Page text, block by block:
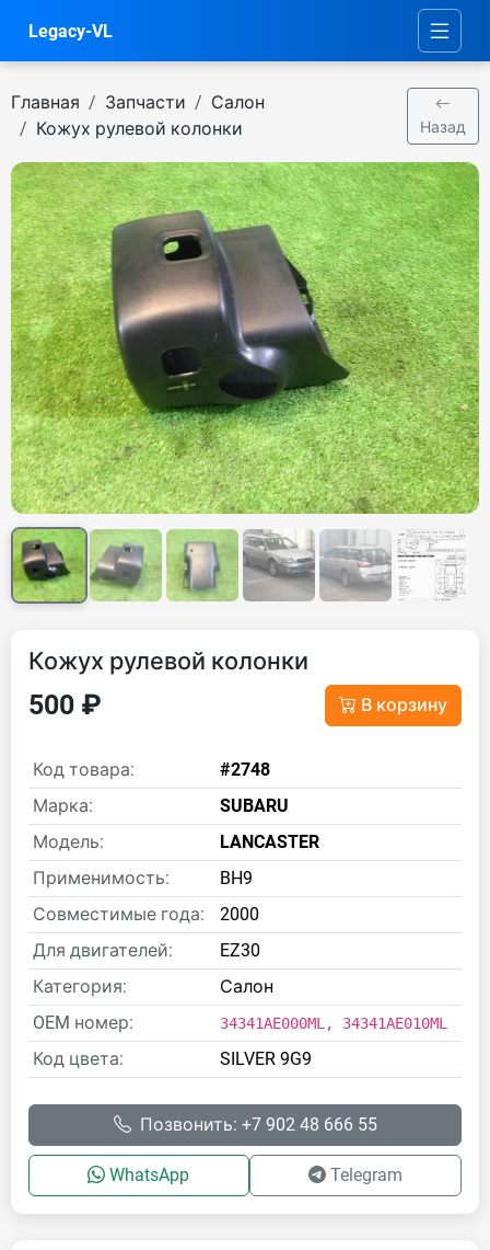
Legacy-VL
Главная Запчасти
Салон
Кожух рулевой колонки
Назад
Кожух рулевой колонки
500 ₽ В корзину
Код товара:
#2748
Марка:
SUBARU
Модель:
LANCASTER
Применимость:
BH9
Совместимые года:
2000
Для двигателей:
EZ30
Категория:
Салон
OEM номер:
34341AE000ML, 34341AE010ML
Код цвета: SILVER 9G9
Позвонить: +7 902 48 666 55
WhatsApp Telegram